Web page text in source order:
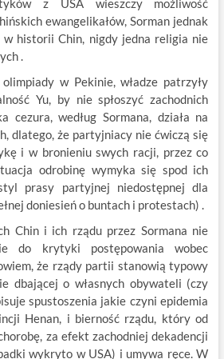
z USA wieszczy możliwość
ewangelikałów, Sorman jednak
w historii Chin, nigdy jedna religia nie
.
w Pekinie, władze patrzyły
Yu, by nie spłoszyć zachodnich
cezura, według Sormana, działa na
dlatego, że partyjniacy nie ćwiczą się
i w bronieniu swych racji, przez co
odrobinę wymyka się spod ich
prasy partyjnej niedostępnej dla
doniesień o buntach i protestach) .
Chin i ich rządu przez Sormana nie
do krytyki postępowania wobec
że rządy partii stanowią typowy
dbającej o własnych obywateli (czy
spustoszenia jakie czyni epidemia
Henan, i bierność rządu, który od
za efekt zachodniej dekadencji
wykryto w USA) i umywa ręce. W